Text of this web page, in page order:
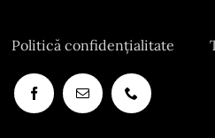
Politică confidențialitate